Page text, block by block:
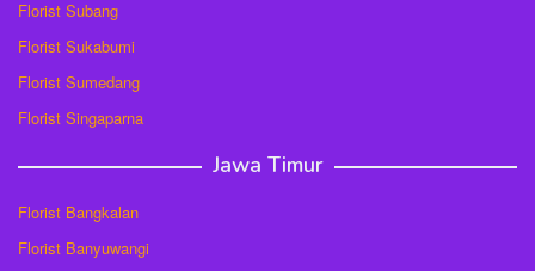
Florist Subang
Florist Sukabumi
Florist Sumedang
Florist Singaparna
Jawa Timur
Florist Bangkalan
Florist Banyuwangi